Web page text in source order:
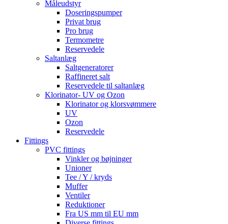
Måleudstyr
Doseringspumper
Privat brug
Pro brug
Termometre
Reservedele
Saltanlæg
Saltgeneratorer
Raffineret salt
Reservedele til saltanlæg
Klorinator- UV og Ozon
Klorinator og klorsvømmere
UV
Ozon
Reservedele
Fittings
PVC fittings
Vinkler og bøjninger
Unioner
Tee / Y / kryds
Muffer
Ventiler
Reduktioner
Fra US mm til EU mm